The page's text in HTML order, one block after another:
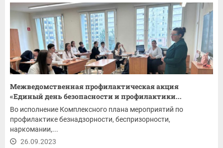
Межведомственная профилактическая акция
«Единый день безопасности и профилактики...
Во исполнение Комплексного плана мероприятий по
профилактике безнадзорности, беспризорности,
наркомании,...
26.09.2023